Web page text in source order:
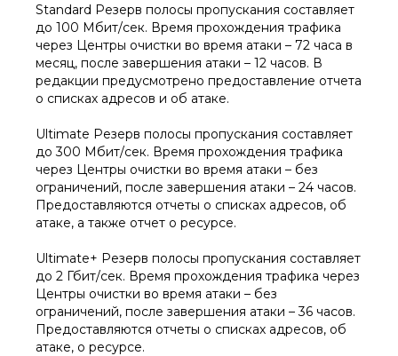
Standard Резерв полосы пропускания составляет
до 100 Мбит/сек. Время прохождения трафика
через Центры очистки во время атаки – 72 часа в
месяц, после завершения атаки – 12 часов. В
редакции предусмотрено предоставление отчета
о списках адресов и об атаке.
Ultimate Резерв полосы пропускания составляет
до 300 Мбит/сек. Время прохождения трафика
через Центры очистки во время атаки – без
ограничений, после завершения атаки – 24 часов.
Предоставляются отчеты о списках адресов, об
атаке, а также отчет о ресурсе.
Ultimate+ Резерв полосы пропускания составляет
до 2 Гбит/сек. Время прохождения трафика через
Центры очистки во время атаки – без
ограничений, после завершения атаки – 36 часов.
Предоставляются отчеты о списках адресов, об
атаке, о ресурсе.